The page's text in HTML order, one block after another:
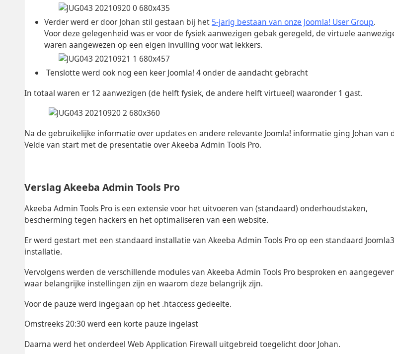
Verder werd er door Johan stil gestaan bij het 5-jarig bestaan van onze Joomla! User Group.
Voor deze gelegenheid was er voor de fysiek aanwezigen gebak geregeld, de virtuele
waren aangewezen op een eigen invulling voor wat lekkers.
Tenslotte werd ook nog een keer Joomla! 4 onder de aandacht gebracht
In totaal waren er 12 aanwezigen (de helft fysiek, de andere helft virtueel) waaronder 1 gast.
Na de gebruikelijke informatie over updates en andere relevante Joomla! informatie ging Johan van
Velde van start met de presentatie over Akeeba Admin Tools Pro.
Verslag Akeeba Admin Tools Pro
Akeeba Admin Tools Pro is een extensie voor het uitvoeren van (standaard) onderhoudstaken,
bescherming tegen hackers en het optimaliseren van een website.
Er werd gestart met een standaard installatie van Akeeba Admin Tools Pro op een standaard
installatie.
Vervolgens werden de verschillende modules van Akeeba Admin Tools Pro besproken en
waar belangrijke instellingen zijn en waarom deze belangrijk zijn.
Voor de pauze werd ingegaan op het .htaccess gedeelte.
Omstreeks 20:30 werd een korte pauze ingelast
Daarna werd het onderdeel Web Application Firewall uitgebreid toegelicht door Johan.